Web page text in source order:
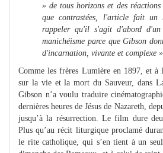
» de tous horizons et des
que contrastées, l'article fait un
rappeler qu'il s'agit d'abord
manichéisme parce que Gibson
d'incarnation, vivante et complexe ».
Comme les frères Lumière en 1897, et à
sur la vie et la mort du Sauveur, dans
Gibson n’a voulu traduire
dernières heures de Jésus de Nazareth,
jusqu’à la résurrection. Le film dure
Plus qu’au récit liturgique proclamé
le rite catholique, qui s’en tient à un